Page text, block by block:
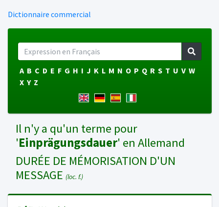
Dictionnaire commercial
A B C D E F G H I J K L M N O P Q R S T U V W
X Y Z
Il n'y a qu'un terme pour
'Einprägungsdauer' en Allemand
DURÉE DE MÉMORISATION D'UN
MESSAGE (loc. f.)